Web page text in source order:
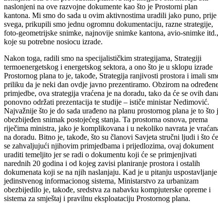
urbanistički i regulacioni planovi koje općina donosi onako stihijski,
to mora. Nijedan zahvat u prostoru , kad je u pitanju građevinsko
zemljište bez ovih provedenih planova nije moguć i oni moraju biti
naslonjeni na ove razvojne dokumente kao što je Prostorni plan
kantona. Mi smo do sada u ovim aktivnostima uradili jako puno, prije
foto-geometrijske snimke, najnovije snimke kantona, avio-snimke itd.,
koje su potrebne nosiocu izrade.
Nakon toga, radili smo na specijalističkim strategijama, Strategiji
termoenergetskog i energetskog sektora, a ono što je u sklopu izrade
Prostornog plana to je, takođe, Strategija ranjivosti prostora i imali
priliku da je neki dan ovdje javno prezentiramo. Obzirom na
primjedbe, ova strategija vraćena je na doradu, tako da će se ovih
ponovno održati prezentacija te studije – ističe ministar Nedimović.
Najvažnije što je do sada urađeno na planu prostornog plana je to što
obezbijeđen snimak postojećeg stanja. Ta prostorna osnova, prema
riječima ministra, jako je komplikovana i u nekoliko navrata je
na doradu. Bitno je, takođe, što su članovi Savjeta stručni ljudi i što će
se zahvaljujući njihovim primjedbama i prijedlozima, ovaj dokument
uraditi temeljito jer se radi o dokumentu koji će se primjenjivati
narednih 20 godina i od kojeg zavisi planiranje prostora i ostalih
dokumenata koji se na njih naslanjaju. Kad je u pitanju uspostavljanje